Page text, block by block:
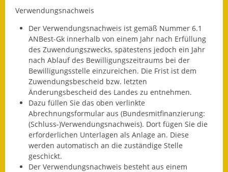
Freizeit
Feuerwehr
Freizeit- & Sportstätten
Gesundheit & Soziales
Kirchen
Veranstaltungen
Verwendungsnachweis
Der Verwendungsnachweis ist gemäß Nummer 6.1
ANBest-Gk innerhalb von einem Jahr nach Erfüllung
des Zuwendungszwecks, spätestens jedoch ein Jahr
nach Ablauf des Bewilligungszeitraums bei der
Bewilligungsstelle einzureichen. Die Frist ist dem
Zuwendungsbescheid bzw. letzten
Änderungsbescheid des Landes zu entnehmen.
Dazu füllen Sie das oben verlinkte
Abrechnungsformular aus (Bundesmitfinanzierung:
(Schluss-)Verwendungsnachweis). Dort fügen Sie die
erforderlichen Unterlagen als Anlage an. Diese
werden automatisch an die zuständige Stelle
geschickt.
Der Verwendungsnachweis besteht aus einem